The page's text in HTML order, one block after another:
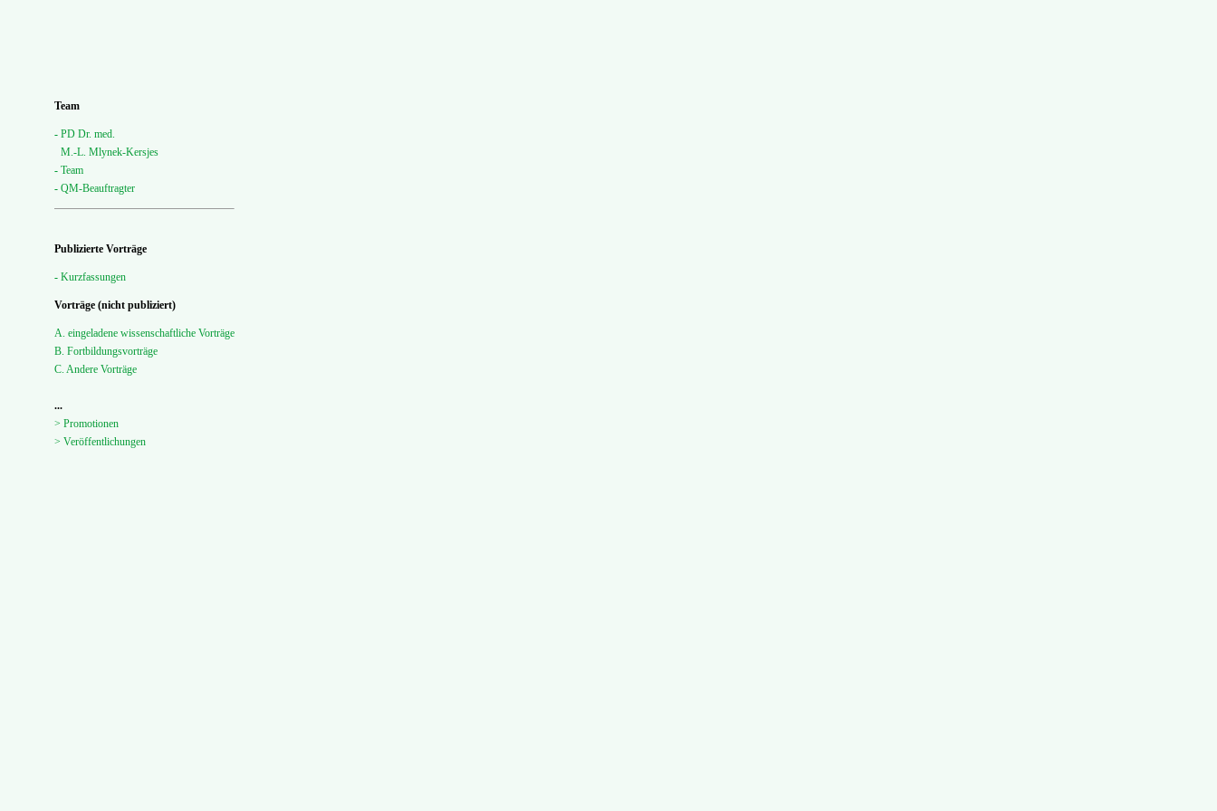
Team
- PD Dr. med.
M.-L. Mlynek-Kersjes
- Team
- QM-Beauftragter
Publizierte Vorträge
- Kurzfassungen
Vorträge (nicht publiziert)
A. eingeladene wissenschaftliche Vorträge
B. Fortbildungsvorträge
C. Andere Vorträge
...
> Promotionen
> Veröffentlichungen